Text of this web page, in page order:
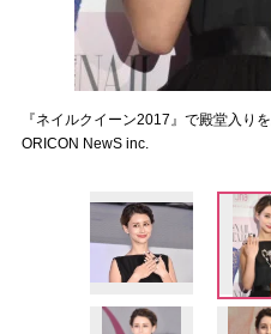
『ネイルクイーン2017』で殿堂入り
ORICON NewS inc.